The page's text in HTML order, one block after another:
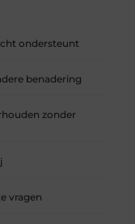
ondersteunt
benadering
zonder
vragen